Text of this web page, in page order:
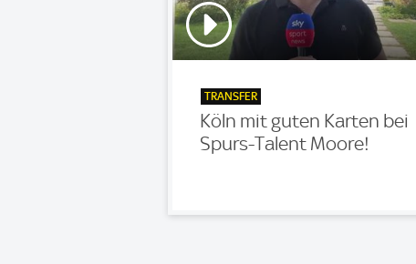
TRANSFER
Köln mit guten Karten bei
Spurs-Talent Moore!